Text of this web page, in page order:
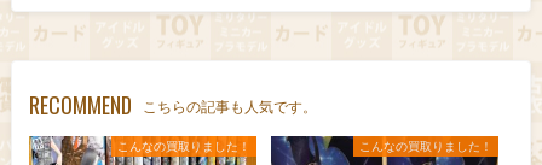
RECOMMEND こちらの記事も人気です。
こんなの買取りました！ こんなの買取りました！